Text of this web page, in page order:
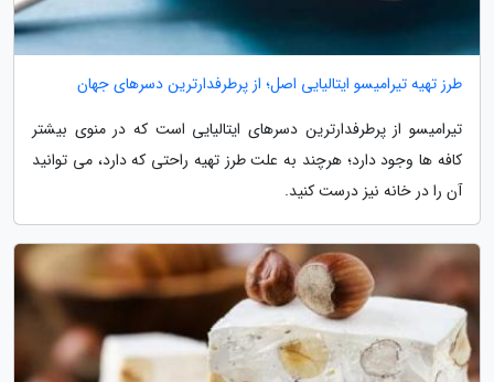
طرز تهیه تیرامیسو ایتالیایی اصل؛ از پرطرفدارترین دسرهای جهان
تیرامیسو از پرطرفدارترین دسرهای ایتالیایی است که در منوی بیشتر
کافه ها وجود دارد؛ هرچند به علت طرز تهیه راحتی که دارد، می توانید
آن را در خانه نیز درست کنید.